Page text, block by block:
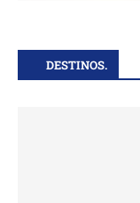
DESTINOS.